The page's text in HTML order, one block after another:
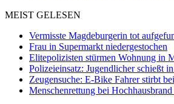
MEIST GELESEN
Vermisste Magdeburgerin tot
Frau in Supermarkt niedergestochen
Elitepolizisten stürmen Wohnung in
Polizeieinsatz: Jugendlicher schießt
Zeugensuche: E-Bike Fahrer stirbt
Menschenrettung bei